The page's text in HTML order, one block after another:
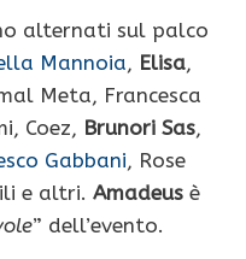
alternati sul palco
Mannoia, Elisa,
Meta, Francesca
Coez, Brunori Sas,
Gabbani, Rose
e altri. Amadeus è
” dell’evento.